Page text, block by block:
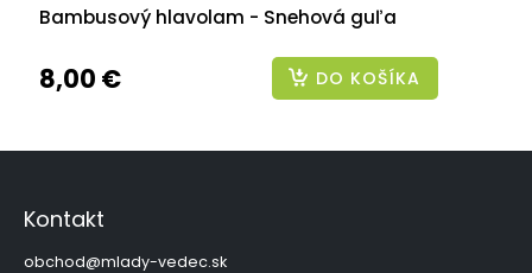
Bambusový hlavolam - Snehová guľa
8,00 € DO KOŠÍKA
Z
Kontakt
obchod@mlady-vedec.sk